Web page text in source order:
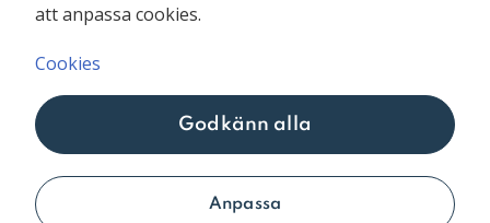
Lexly © 2026
att anpassa cookies.
Cookies
Anpassa
Godkänn alla